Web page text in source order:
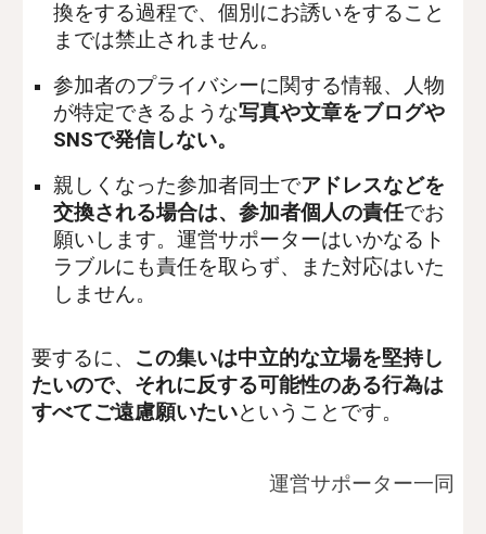
換をする過程で、個別にお誘いをすること
までは禁止されません。
参加者のプライバシーに関する情報、人物
が特定できるような写真や文章をブログや
SNSで発信しない。
親しくなった参加者同士でアドレスなどを
交換される場合は、参加者個人の責任でお
願いします。運営サポーターはいかなるト
ラブルにも責任を取らず、また対応はいた
しません。
要するに、 この集いは中立的な立場を堅持し
たいので、それに反する可能性のある行為は
すべてご遠慮願いたいということです。
運営サポーター一同